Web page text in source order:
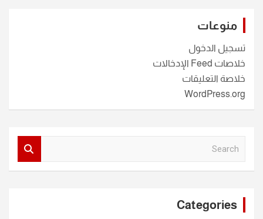
منوعات
تسجيل الدخول
خلاصات Feed الإدخالات
خلاصة التعليقات
WordPress.org
Categories